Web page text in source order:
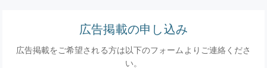
広告掲載の申し込み
広告掲載をご希望される方は以下のフォームよりご連絡くださ
い。